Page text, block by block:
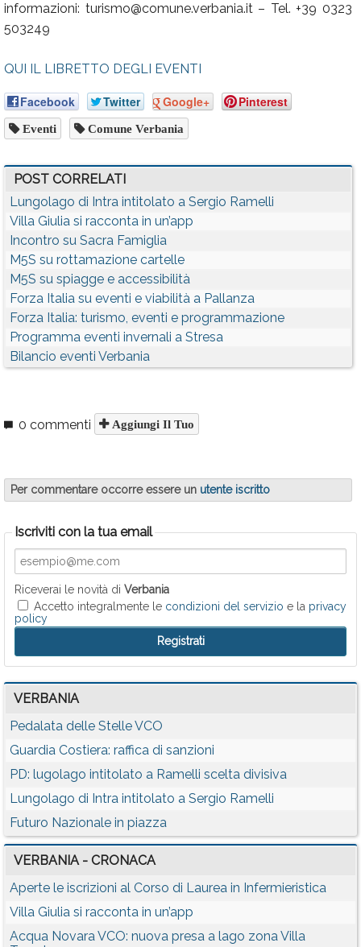
informazioni: turismo@comune.verbania.it – Tel. +39 0323
503249
QUI IL LIBRETTO DEGLI EVENTI
Facebook Twitter Google+ Pinterest
Eventi Comune Verbania
POST CORRELATI
Lungolago di Intra intitolato a Sergio Ramelli
Villa Giulia si racconta in un’app
Incontro su Sacra Famiglia
M5S su rottamazione cartelle
M5S su spiagge e accessibilità
Forza Italia su eventi e viabilità a Pallanza
Forza Italia: turismo, eventi e programmazione
Programma eventi invernali a Stresa
Bilancio eventi Verbania
0 commenti Aggiungi Il Tuo
Per commentare occorre essere un utente iscritto
Iscriviti con la tua email
Riceverai le novità di Verbania
Accetto integralmente le condizioni del servizio e la privacy
policy
VERBANIA
Pedalata delle Stelle VCO
Guardia Costiera: raffica di sanzioni
PD: lugolago intitolato a Ramelli scelta divisiva
Lungolago di Intra intitolato a Sergio Ramelli
Futuro Nazionale in piazza
VERBANIA - CRONACA
Aperte le iscrizioni al Corso di Laurea in Infermieristica
Villa Giulia si racconta in un’app
Acqua Novara VCO: nuova presa a lago zona Villa